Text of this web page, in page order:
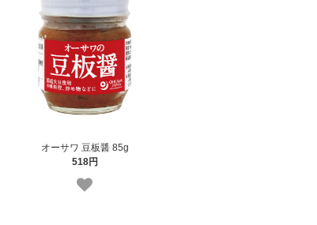
オーサワ 豆板醤 85g
518円